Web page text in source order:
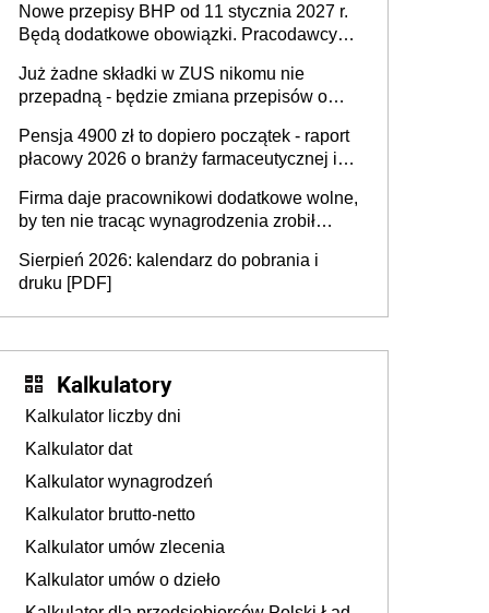
osoby neuroatypowe. Powstanie Fundusz
na rzecz Inkluzywności w Zatrudnianiu?
Nowe przepisy BHP od 11 stycznia 2027 r.
Będą dodatkowe obowiązki. Pracodawcy
Już żadne składki w ZUS nikomu nie
przepadną - będzie zmiana przepisów o
ubezpieczeniom społecznym
Pensja 4900 zł to dopiero początek - raport
płacowy 2026 o branży farmaceutycznej i
Firma daje pracownikowi dodatkowe wolne,
by ten nie tracąc wynagrodzenia zrobił
sprawdza
Sierpień 2026: kalendarz do pobrania i
druku [PDF]
Kalkulatory
Kalkulator liczby dni
Kalkulator dat
Kalkulator wynagrodzeń
Kalkulator brutto-netto
Kalkulator umów zlecenia
Kalkulator umów o dzieło